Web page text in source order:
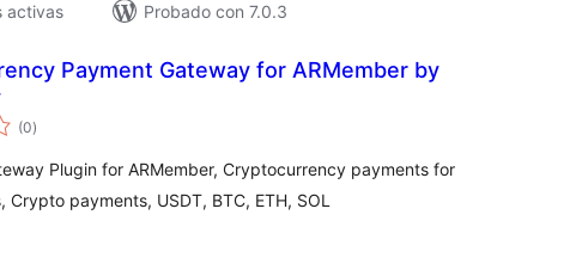
activas
Probado con 7.0.3
Payment Gateway for ARMember by
(0valoracións
totais
)
Plugin for ARMember, Cryptocurrency payments for
payments, USDT, BTC, ETH, SOL